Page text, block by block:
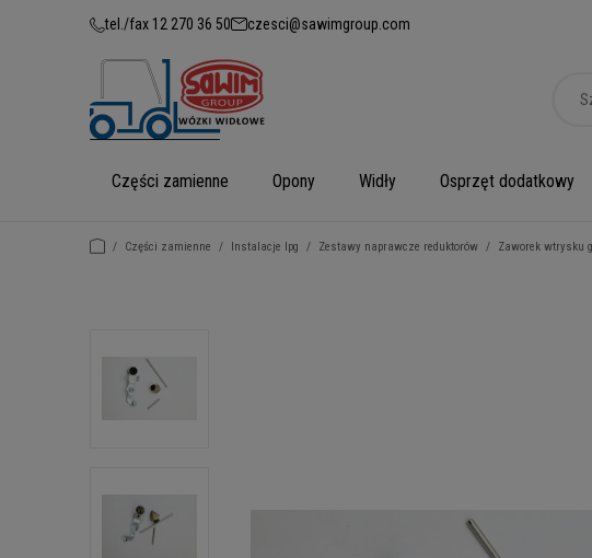
tel./fax 12 270 36 50 czesci@sawimgroup.com
Części zamienne Opony Widły Osprzęt dodatkowy
/ Części zamienne / Instalacje lpg / Zestawy naprawcze reduktorów / Zaworek wtrysku